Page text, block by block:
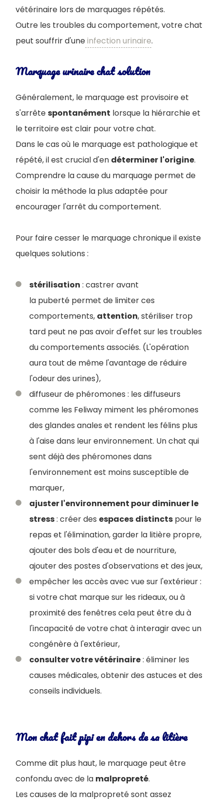
vétérinaire lors de marquages répétés.
Outre les troubles du comportement, votre chat
peut souffrir d'uneinfection urinaire.
Marquage urinaire chat solution
Généralement, le marquage est provisoire et
s'arrêtespontanément lorsque la hiérarchie et
le territoire est clair pour votre chat.
Dans le cas où le marquage est pathologique et
répété, il est crucial d'en déterminer l'origine.
Comprendre la cause du marquage permet de
choisir la méthode la plus adaptée pour
encourager l'arrêt du comportement.
Pour faire cesser le marquage chronique il existe
quelques solutions :
stérilisation : castrer avant
la puberté permet de limiter ces
comportements, attention, stériliser trop
tard peut ne pas avoir d'effet sur les troubles
du comportements associés. (L'opération
aura tout de même l'avantage de réduire
l'odeur des urines),
diffuseur de phéromones : les diffuseurs
comme les Feliway miment les phéromones
des glandes anales et rendent les félins plus
à l'aise dans leur environnement. Un chat qui
sent déjà des phéromones dans
l'environnement est moins susceptible de
marquer,
ajuster l'environnement pour diminuer le
stress: créer des espaces distincts pour le
repas et l'élimination, garder la litière propre,
ajouter des bols d'eau et de nourriture,
ajouter des postes d'observations et des jeux,
empêcher les accès avec vue sur l'extérieur :
si votre chat marque sur les rideaux, ou à
proximité des fenêtres cela peut être du à
l'incapacité de votre chat à interagir avec un
congénère à l'extérieur,
consulter votre vétérinaire: éliminer les
causes médicales, obtenir des astuces et des
conseils individuels.
Mon chat fait pipi en dehors de sa litière
Comme dit plus haut, le marquage peut être
confondu avec de la malpropreté.
Les causes de la malpropreté sont assez